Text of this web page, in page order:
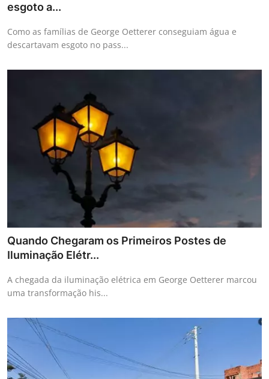
esgoto a...
Como as famílias de George Oetterer conseguiam água e
descartavam esgoto no pass...
Quando Chegaram os Primeiros Postes de
Iluminação Elétr...
A chegada da iluminação elétrica em George Oetterer marcou
uma transformação his...